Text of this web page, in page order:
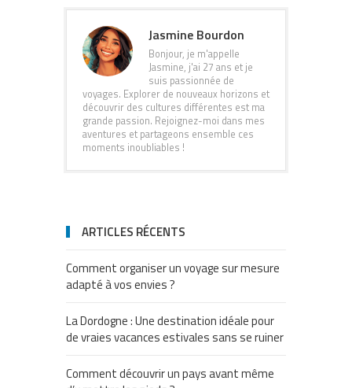
Jasmine Bourdon
Bonjour, je m'appelle
Jasmine, j'ai 27 ans et je
suis passionnée de
voyages. Explorer de nouveaux horizons et
découvrir des cultures différentes est ma
grande passion. Rejoignez-moi dans mes
aventures et partageons ensemble ces
moments inoubliables !
ARTICLES RÉCENTS
Comment organiser un voyage sur mesure
adapté à vos envies ?
La Dordogne : Une destination idéale pour
de vraies vacances estivales sans se ruiner
Comment découvrir un pays avant même